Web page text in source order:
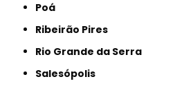
Poá
Ribeirão Pires
Rio Grande da Serra
Salesópolis